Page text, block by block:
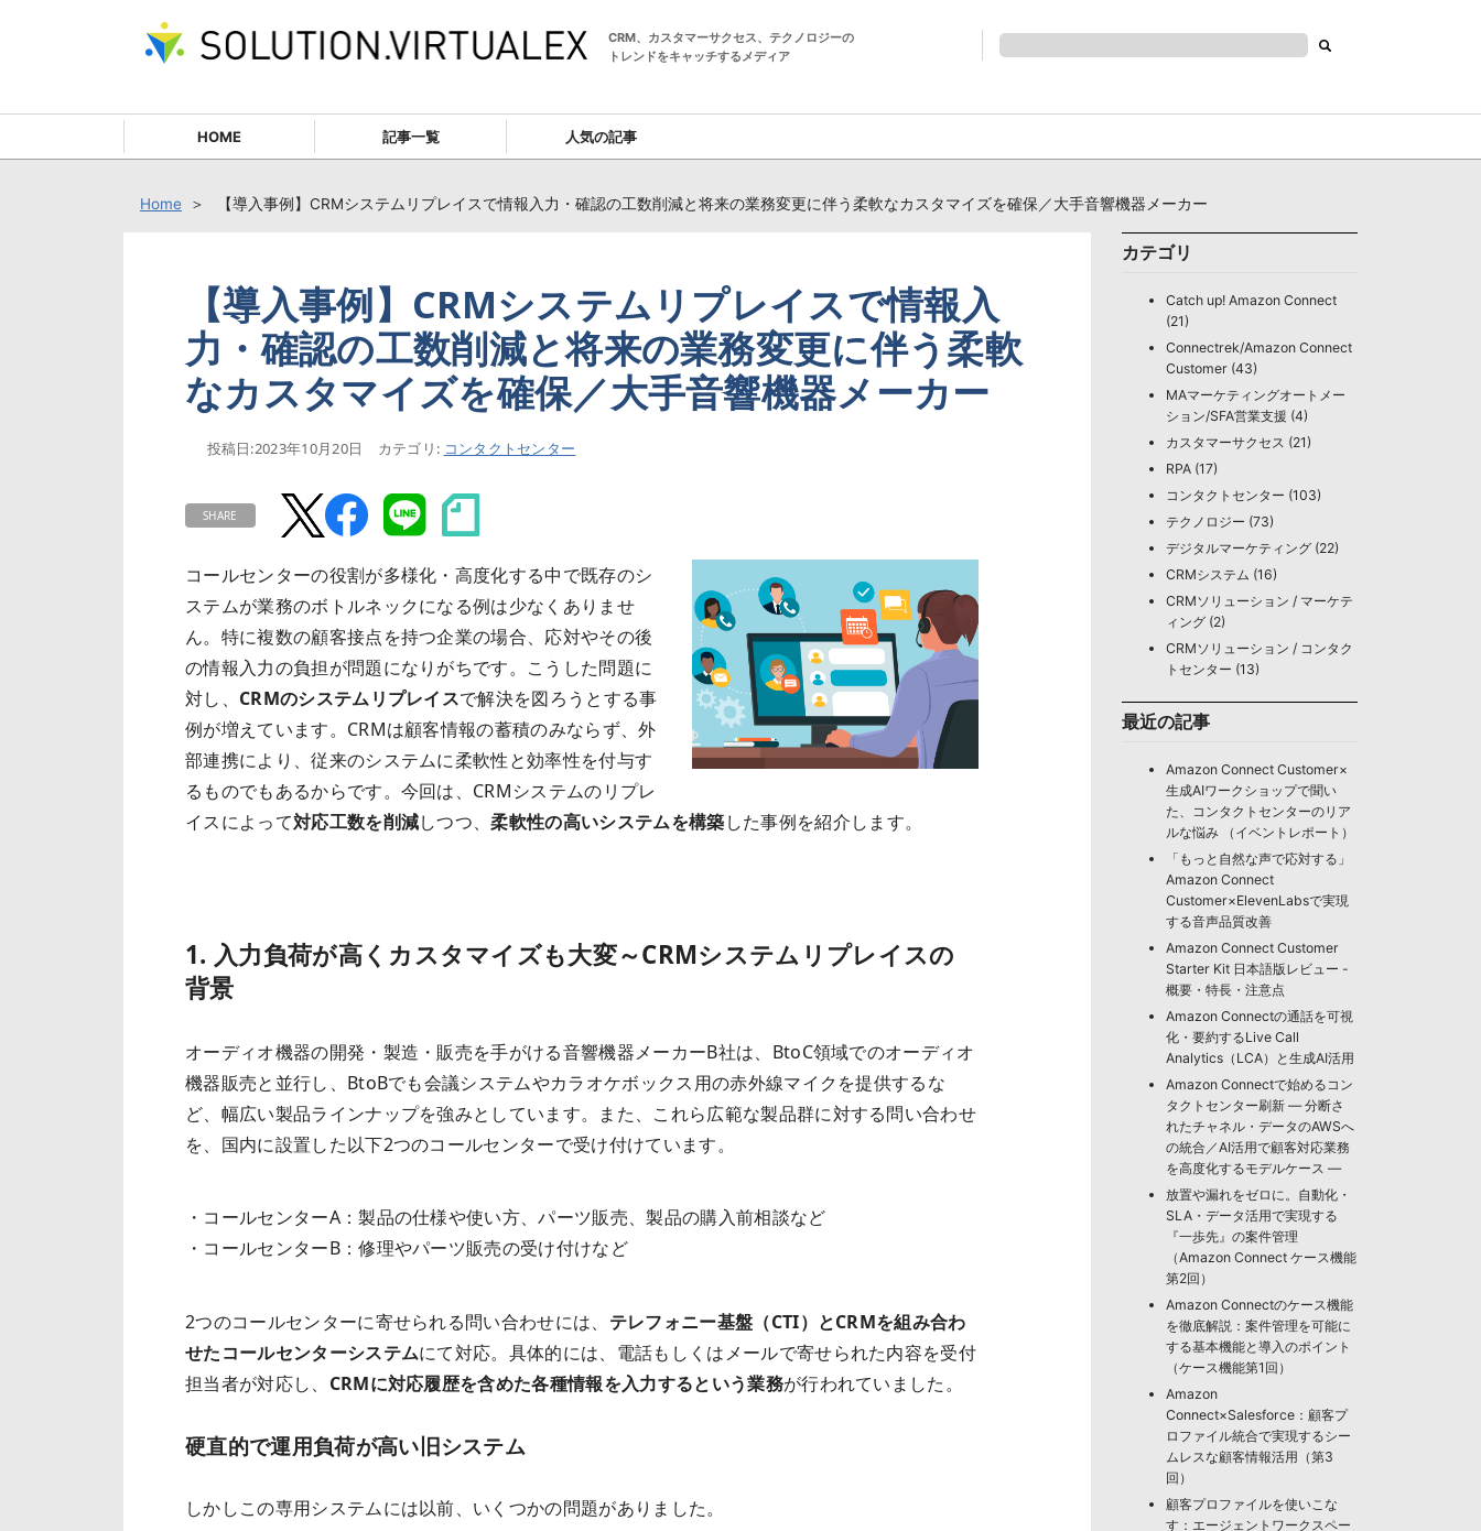
CRM、カスタマーサクセス、テクノロジーの
トレンドをキャッチするメディア
HOME 記事一覧 人気の記事
Home 【導入事例】CRMシステムリプレイスで情報入力・確認の工数削減と将来の業務変更に伴う柔軟なカスタマイズを確保／大手音響機器メーカー
【導入事例】CRMシステムリプレイスで情報入
力・確認の工数削減と将来の業務変更に伴う柔軟
なカスタマイズを確保／大手音響機器メーカー
投稿日:2023年10月20日 カテゴリ: コンタクトセンター
SHARE
コールセンターの役割が多様化・高度化する中で既存のシ
ステムが業務のボトルネックになる例は少なくありませ
ん。特に複数の顧客接点を持つ企業の場合、応対やその後
の情報入力の負担が問題になりがちです。こうした問題に
対し、 CRMのシステムリプレイスで解決を図ろうとする事
例が増えています。CRMは顧客情報の蓄積のみならず、外
部連携により、従来のシステムに柔軟性と効率性を付与す
るものでもあるからです。今回は、CRMシステムのリプレ
イスによって対応工数を削減しつつ、柔軟性の高いシステムを構築した事例を紹介します。
1. 入力負荷が高くカスタマイズも大変～CRMシステムリプレイスの
背景
オーディオ機器の開発・製造・販売を手がける音響機器メーカーB社は、BtoC領域でのオーディオ
機器販売と並行し、BtoBでも会議システムやカラオケボックス用の赤外線マイクを提供するな
ど、幅広い製品ラインナップを強みとしています。また、これら広範な製品群に対する問い合わせ
を、国内に設置した以下2つのコールセンターで受け付けています。
・コールセンターA：製品の仕様や使い方、パーツ販売、製品の購入前相談など
・コールセンターB：修理やパーツ販売の受け付けなど
2つのコールセンターに寄せられる問い合わせには、 テレフォニー基盤（CTI）とCRMを組み合わ
せたコールセンターシステムにて対応。具体的には、電話もしくはメールで寄せられた内容を受付
担当者が対応し、 CRMに対応履歴を含めた各種情報を入力するという業務が行われていました。
硬直的で運用負荷が高い旧システム
しかしこの専用システムには以前、いくつかの問題がありました。
カテゴリ
Catch up! Amazon Connect
(21)
Connectrek/Amazon Connect
Customer (43)
MAマーケティングオートメー
ション/SFA営業支援 (4)
カスタマーサクセス (21)
RPA (17)
コンタクトセンター (103)
テクノロジー (73)
デジタルマーケティング (22)
CRMシステム (16)
CRMソリューション / マーケテ
ィング (2)
CRMソリューション / コンタク
トセンター (13)
最近の記事
Amazon Connect Customer×
生成AIワークショップで聞い
た、コンタクトセンターのリア
ルな悩み （イベントレポート）
「もっと自然な声で応対する」
Amazon Connect
Customer×ElevenLabsで実現
する音声品質改善
Amazon Connect Customer
Starter Kit 日本語版レビュー -
概要・特長・注意点
Amazon Connectの通話を可視
化・要約するLive Call
Analytics（LCA）と生成AI活用
Amazon Connectで始めるコン
タクトセンター刷新 ― 分断さ
れたチャネル・データのAWSへ
の統合／AI活用で顧客対応業務
を高度化するモデルケース ―
放置や漏れをゼロに。自動化・
SLA・データ活用で実現する
『一歩先』の案件管理
（Amazon Connect ケース機能
第2回）
Amazon Connectのケース機能
を徹底解説：案件管理を可能に
する基本機能と導入のポイント
（ケース機能第1回）
Amazon
Connect×Salesforce：顧客プ
ロファイル統合で実現するシー
ムレスな顧客情報活用（第3
回）
顧客プロファイルを使いこな
す：エージェントワークスペー